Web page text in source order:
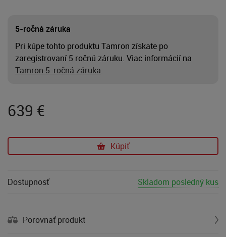
5-ročná záruka
Pri kúpe tohto produktu Tamron získate po
zaregistrovaní 5 ročnú záruku. Viac informácií na
Tamron 5-ročná záruka.
639 €
Kúpiť
Dostupnosť Skladom posledný kus
Porovnať produkt